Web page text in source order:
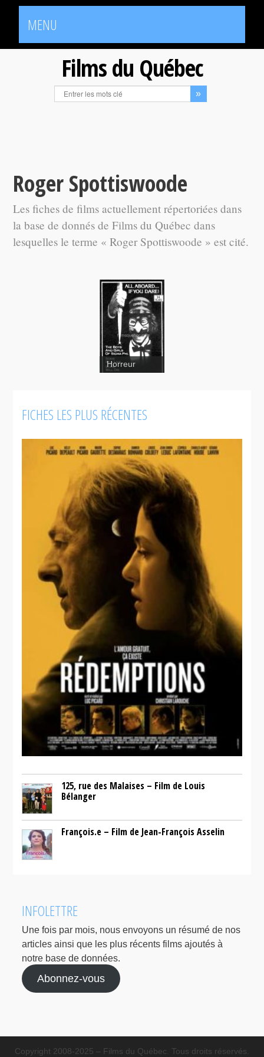
MENU
Films du Québec
Roger Spottiswoode
Les fiches de films actuellement répertoriées dans
la base de donnés de Films du Québec dans
lesquelles le terme « Roger Spottiswoode » est cité.
Le train de
la terreur
Horreur
FICHES LES PLUS RÉCENTES
125, rue des Malaises – Film de Louis
Bélanger
François.e – Film de Jean-François Asselin
INFOLETTRE
Une fois par mois, nous envoyons un résumé de nos
articles ainsi que les plus récents films ajoutés à
notre base de données.
Abonnez-vous
Copyright 2008-2025 – Films du Québec. Tous droits réservés.